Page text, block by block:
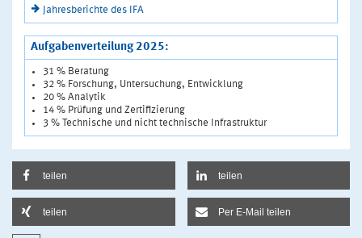
Jahresberichte des IFA
Aufgabenverteilung 2025:
31 % Beratung
32 % Forschung, Untersuchung, Entwicklung
20 % Analytik
14 % Prüfung und Zertifizierung
3 % Technische und nicht technische Infrastruktur
teilen teilen
teilen Per E-Mail teilen